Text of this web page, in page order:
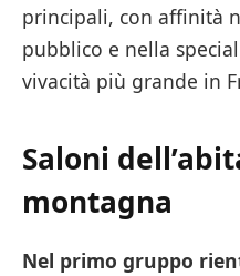
principali, con affinità
pubblico e nella
vivacità più grande in
Saloni
montagna
Nel primo gruppo